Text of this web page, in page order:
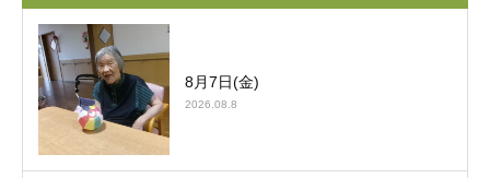
8月7日(金)
2026.08.8